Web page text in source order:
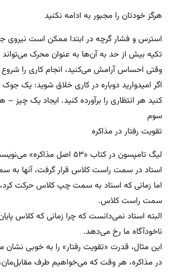
هرگز خودتان را مجبور به ادامه نکنید
استرس و فشار گرچه در ابتدا ممکن است نیروی
تکیه بیش از حد به آن‌ها به عنوان محرک
وقتی احساس آرامش می‌کنید، انجام کاری را شروع
اگر امیدوارید دوباره در کاری خلاق شوید: یک
کنید هر انتظاری را برآورده کنید. ایجاد یک
سوم
تقویت رفتار در مذاکره
لیگ تامپسون در کتاب
استاد در سمت راست کلاس قرار گرفت، آنها به
اما زمانی که استاد به سمت چپ کلاس حرکت
سمت راست کلاس.
البته استاد نمی‌دانست که چرا زمانی که کلاس
ناخودآگاه ما رخ می‌دهد.
این مثال، قدرت «تقویت رفتار» را به خوبی نشان
در مذاکره، هر وقت که می‌خواهیم طرف مقابل‌مان،